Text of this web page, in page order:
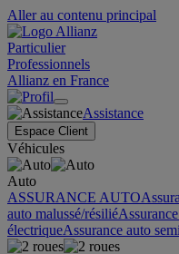
Aller au contenu principal
Particulier
Professionnels
Allianz en France
Assistance
Espace Client
Véhicules
Auto
ASSURANCE AUTO
auto malussé/résilié
électriqueAssurance auto